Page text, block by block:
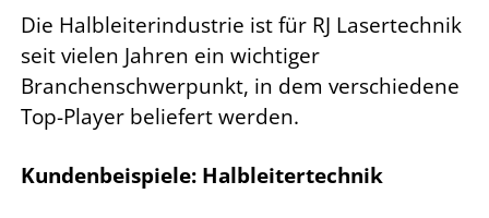
Die Halbleiterindustrie ist für RJ Lasertechnik
seit vielen Jahren ein wichtiger
Branchenschwerpunkt, in dem verschiedene
Top-Player beliefert werden.
Kundenbeispiele: Halbleitertechnik